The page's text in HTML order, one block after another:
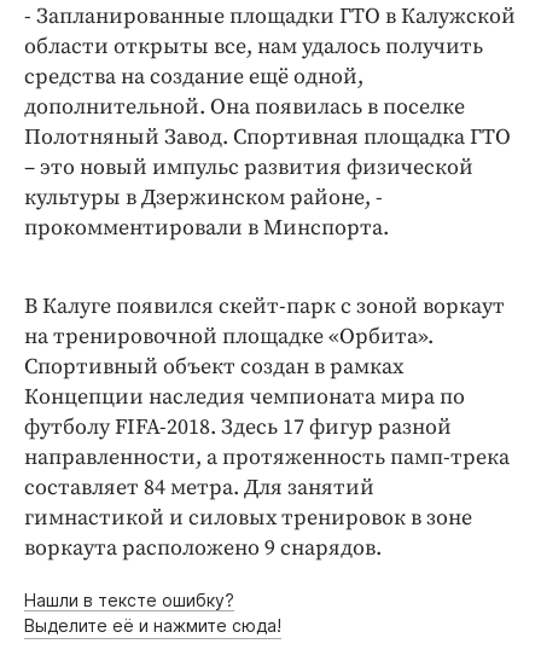
Клиника года
Бренд года
Работодатель года
- Запланированные площадки ГТО в Калужской
области открыты все, нам удалось получить
средства на создание ещё одной,
дополнительной. Она появилась в поселке
Полотняный Завод. Спортивная площадка ГТО
– это новый импульс развития физической
культуры в Дзержинском районе, -
прокомментировали в Минспорта.
В Калуге появился скейт-парк с зоной воркаут
на тренировочной площадке «Орбита».
Спортивный объект создан в рамках
Концепции наследия чемпионата мира по
футболу FIFA-2018. Здесь 17 фигур разной
направленности, а протяженность памп-трека
составляет 84 метра. Для занятий
гимнастикой и силовых тренировок в зоне
воркаута расположено 9 снарядов.
Нашли в тексте ошибку?
Выделите её и нажмите сюда!